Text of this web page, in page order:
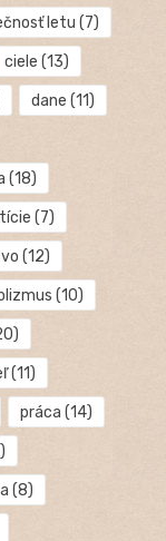
letu (7)
ciele (13)
dane (11)
(18)
(7)
(12)
(10)
(11)
práca (14)
(8)